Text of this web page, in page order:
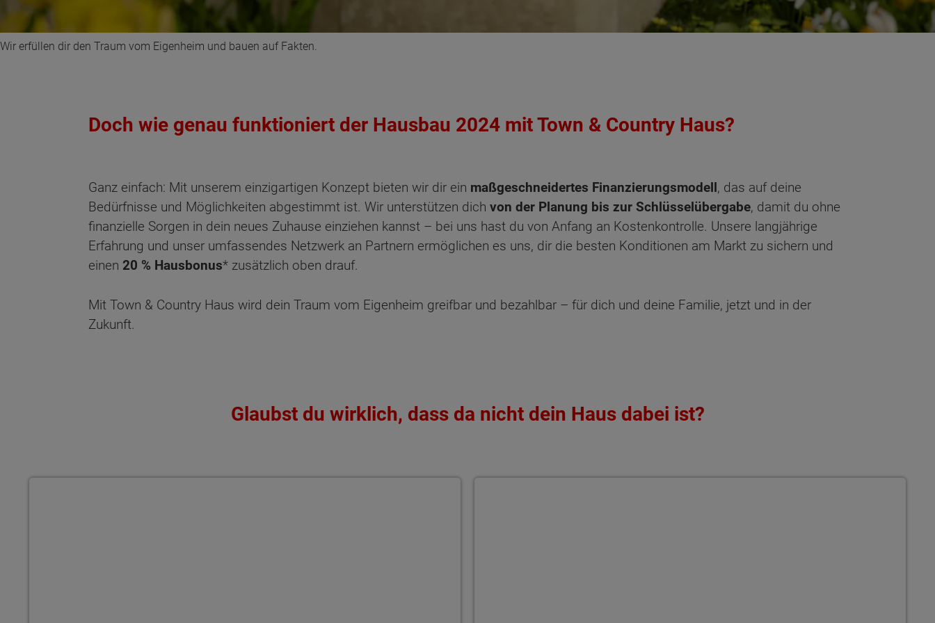
Wir erfüllen dir den Traum vom Eigenheim und bauen auf Fakten.
Doch wie genau funktioniert der Hausbau 2024 mit Town & Country Haus?
Ganz einfach: Mit unserem einzigartigen Konzept bieten wir dir ein maßgeschneidertes Finanzierungsmodell, das auf deine
Bedürfnisse und Möglichkeiten abgestimmt ist. Wir unterstützen dich von der Planung bis zur Schlüsselübergabe, damit du ohne
finanzielle Sorgen in dein neues Zuhause einziehen kannst ­– bei uns hast du von Anfang an Kostenkontrolle. Unsere langjährige
Erfahrung und unser umfassendes Netzwerk an Partnern ermöglichen es uns, dir die besten Konditionen am Markt zu sichern und
einen 20 % Hausbonus* zusätzlich oben drauf.
Mit Town & Country Haus wird dein Traum vom Eigenheim greifbar und bezahlbar – für dich und deine Familie, jetzt und in der
Zukunft.
Glaubst du wirklich, dass da nicht dein Haus dabei ist?